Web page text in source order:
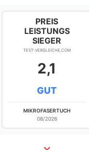
PREIS
LEISTUNGS
SIEGER
TEST-VERGLEICHE.COM
2,1
GUT
MIKROFASERTUCH
08/2026